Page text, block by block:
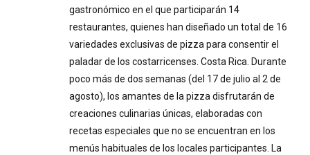
gastronómico en el que participarán 14
restaurantes, quienes han diseñado un total de 16
variedades exclusivas de pizza para consentir el
paladar de los costarricenses. Costa Rica. Durante
poco más de dos semanas (del 17 de julio al 2 de
agosto), los amantes de la pizza disfrutarán de
creaciones culinarias únicas, elaboradas con
recetas especiales que no se encuentran en los
menús habituales de los locales participantes. La